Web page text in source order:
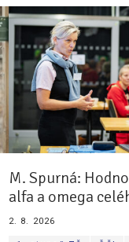
M. Spurná:
alfa a omega
2. 8. 2026